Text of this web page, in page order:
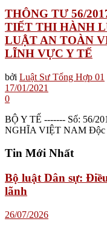
THÔNG TƯ 56/
TIẾT THI HÀNH
LUẬT AN TOÀN
LĨNH VỰC Y TẾ
bởi Luật Sư Tổng Hợp 01
17/01/2021
0
BỘ Y TẾ ------- Số: 56/
NGHĨA VIỆT NAM Độc
Tin Mới Nhất
Bộ luật Dân sự:
lãnh
26/07/2026